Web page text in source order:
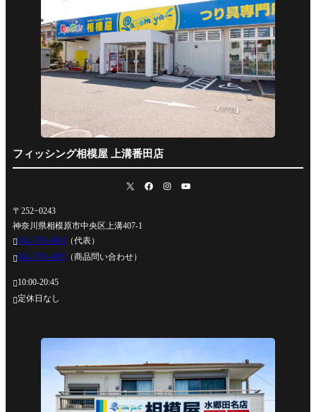
フィッシング相模屋 上溝番田店
〒252−0243
神奈川県相模原市中央区上溝407-1
042-778-4991 （代表）
042-778-4995 （商品問い合わせ）
10:00-20:45
定休日なし